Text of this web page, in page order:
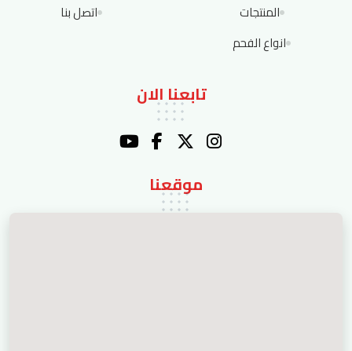
المنتجات
انواع الفحم
اتصل بنا
تابعنا الان
موقعنا